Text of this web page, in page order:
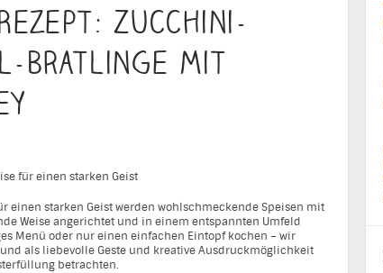
Zucchini-
Bratlinge mit
für einen starken Geist
einen starken Geist werden wohlschmeckende Speisen mit
Weise angerichtet und in einem entspannten Umfeld
Menü oder nur einen einfachen Eintopf kochen – wir
als liebevolle Geste und kreative Ausdruckmöglichkeit
betrachten.